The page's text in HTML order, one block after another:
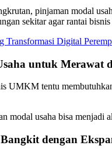
pinjaman modal
sekitar agar rantai
Transformasi Digital
untuk Merawat
UMKM tentu
modal usaha bisa
dengan